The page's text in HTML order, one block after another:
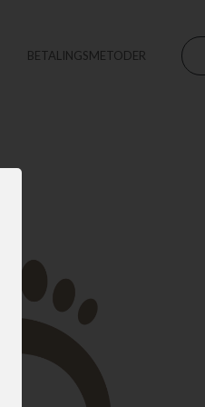
BETALINGSMETODER